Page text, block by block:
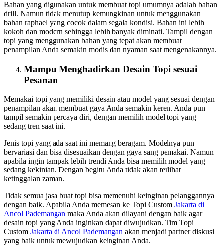
Bahan yang digunakan untuk membuat topi umumnya adalah bahan
drill. Namun tidak menutup kemungkinan untuk menggunakan
bahan raphael yang cocok dalam segala kondisi. Bahan ini lebih
kokoh dan modern sehingga lebih banyak diminati. Tampil dengan
topi yang menggunakan bahan yang tepat akan membuat
penampilan Anda semakin modis dan nyaman saat mengenakannya.
Mampu Menghadirkan Desain Topi sesuai
Pesanan
Memakai topi yang memiliki desain atau model yang sesuai dengan
penampilan akan membuat gaya Anda semakin keren. Anda pun
tampil semakin percaya diri, dengan memilih model topi yang
sedang tren saat ini.
Jenis topi yang ada saat ini memang beragam. Modelnya pun
bervariasi dan bisa disesuaikan dengan gaya sang pemakai. Namun
apabila ingin tampak lebih trendi Anda bisa memilih model yang
sedang kekinian. Dengan begitu Anda tidak akan terlihat
ketinggalan zaman.
Tidak semua jasa buat topi bisa memenuhi keinginan pelanggannya
dengan baik. Apabila Anda memesan ke Topi Custom Jakarta di
Ancol Pademangan maka Anda akan dilayani dengan baik agar
desain topi yang Anda inginkan dapat diwujudkan. Tim Topi
Custom Jakarta di Ancol Pademangan akan menjadi partner diskusi
yang baik untuk mewujudkan keinginan Anda.